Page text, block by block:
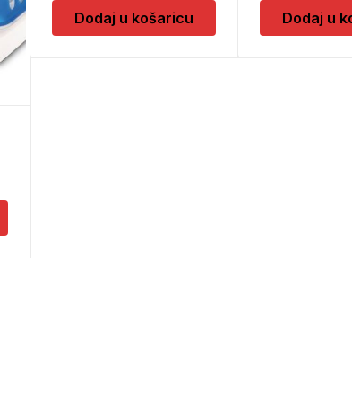
Dodaj u košaricu Dodaj u